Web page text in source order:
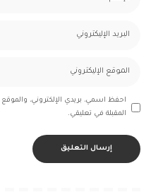
احفظ اسمي، بريدي الإلكتروني،
المقبلة في تعليقي.